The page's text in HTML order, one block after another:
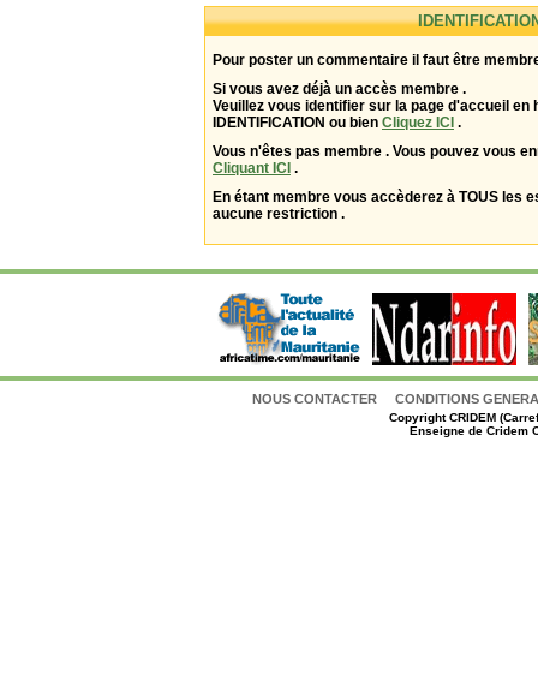
Pour poster un commentaire il faut être
Si vous avez déjà un accès membre .
Veuillez vous identifier sur la page d'accueil en
IDENTIFICATION ou bien Cliquez ICI .
Vous n'êtes pas membre . Vous pouvez vous
Cliquant ICI .
En étant membre vous accèderez à TOUS les
aucune restriction .
NOUS CONTACTER CONDITIONS
CopyrightCRIDEM
Enseigne de Cridem